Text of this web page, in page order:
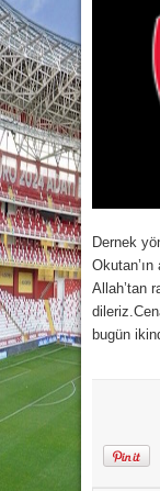
Dernek
Allah’tan
bugün